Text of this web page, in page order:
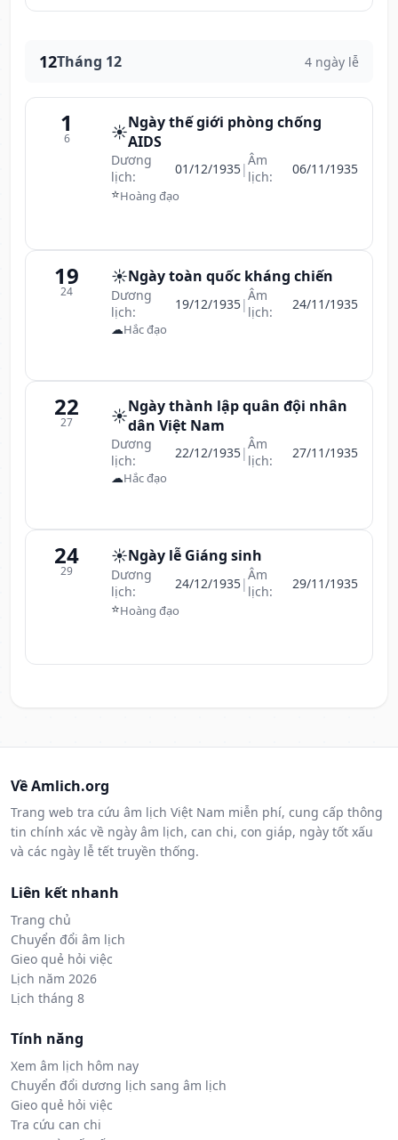
12Tháng 12 4 ngày lễ
1
6 ☀️Ngày thế giới phòng chống
AIDS
Dương
lịch:
01/12/1935|Âm
lịch:
06/11/1935
⭐Hoàng đạo
19
24
☀️Ngày toàn quốc kháng chiến
Dương
lịch:
19/12/1935|Âm
lịch:
24/11/1935
☁Hắc đạo
22
27 ☀️Ngày thành lập quân đội nhân
dân Việt Nam
Dương
lịch:
22/12/1935|Âm
lịch:
27/11/1935
☁Hắc đạo
24
29
☀️Ngày lễ Giáng sinh
Dương
lịch:
24/12/1935|Âm
lịch:
29/11/1935
⭐Hoàng đạo
Về Amlich.org
Trang web tra cứu âm lịch Việt Nam miễn phí, cung cấp thông
tin chính xác về ngày âm lịch, can chi, con giáp, ngày tốt xấu
và các ngày lễ tết truyền thống.
Liên kết nhanh
Trang chủ
Chuyển đổi âm lịch
Gieo quẻ hỏi việc
Lịch năm 2026
Lịch tháng 8
Tính năng
Xem âm lịch hôm nay
Chuyển đổi dương lịch sang âm lịch
Gieo quẻ hỏi việc
Tra cứu can chi